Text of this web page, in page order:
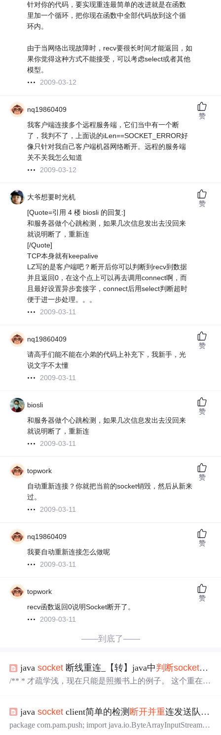
针对你的代码，要实现重连最简单的改进就是在函数
里加一个循环，把你现在函数中全部代码放到这个循
环内。
由于当网络出现故障时，recv要很长时间才能返回，如
果你觉得这种方式不能接受，可以考虑select或者其他
模型。
2009-03-12
nq19860409
我客户端连接多个远程服务端，它们当中有一个断
了，我判不了，上面说的iLen==SOCKET_ERROR好
像只针对我自己客户端机器网络断开。远程的服务端
关不关我怎么知道
2009-03-12
赞
大爷想要时光机
[Quote=引用 4 楼 biosli 的回复:]
和服务器做个心跳检测，如果几次信息发出去没回来
就说明断了，重新连
[/Quote]
TCP本身就有keepalive
LZ写的是客户端吧？断开后你可以判断到recv到数据
并且返回0，在这个点上可以再去调用connect啊，而
且最好设置异步套接字，connect后用select判断超时
便于进一步处理。。。
2009-03-11
赞
nq19860409
请高手们能不能在小弟的代码上补充下，我新手，光
说文字不太懂
2009-03-11
赞
biosli
和服务器做个心跳检测，如果几次信息发出去没回来
就说明断了，重新连
2009-03-11
赞
topwork
自动重新连接？你就把当前的socket销毁，然后从新来
过。
2009-03-11
赞
nq19860409
我要自动重新连接怎么做呢
2009-03-11
赞
topwork
recv函数返回0说明Socket断开了。
2009-03-11
赞
——到底了——
javasocket 断线重连_【转】java中判断socket服务
/** * 才疏学浅，现在只能是照搬书上的例子。 这个重在理
a.io.DataOutputStream;import java.io.IOException;import ja最
近在开发...
javasocket client简单的检测 断开并重连发送队列消息实现
package com.pam.push; import java.io.ByteArrayInputStream; i